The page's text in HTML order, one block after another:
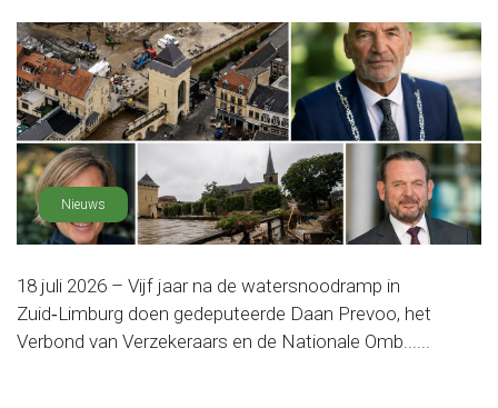
Nieuws
18 juli 2026 – Vijf jaar na de watersnoodramp in
Zuid‑Limburg doen gedeputeerde Daan Prevoo, het
Verbond van Verzekeraars en de Nationale Omb......